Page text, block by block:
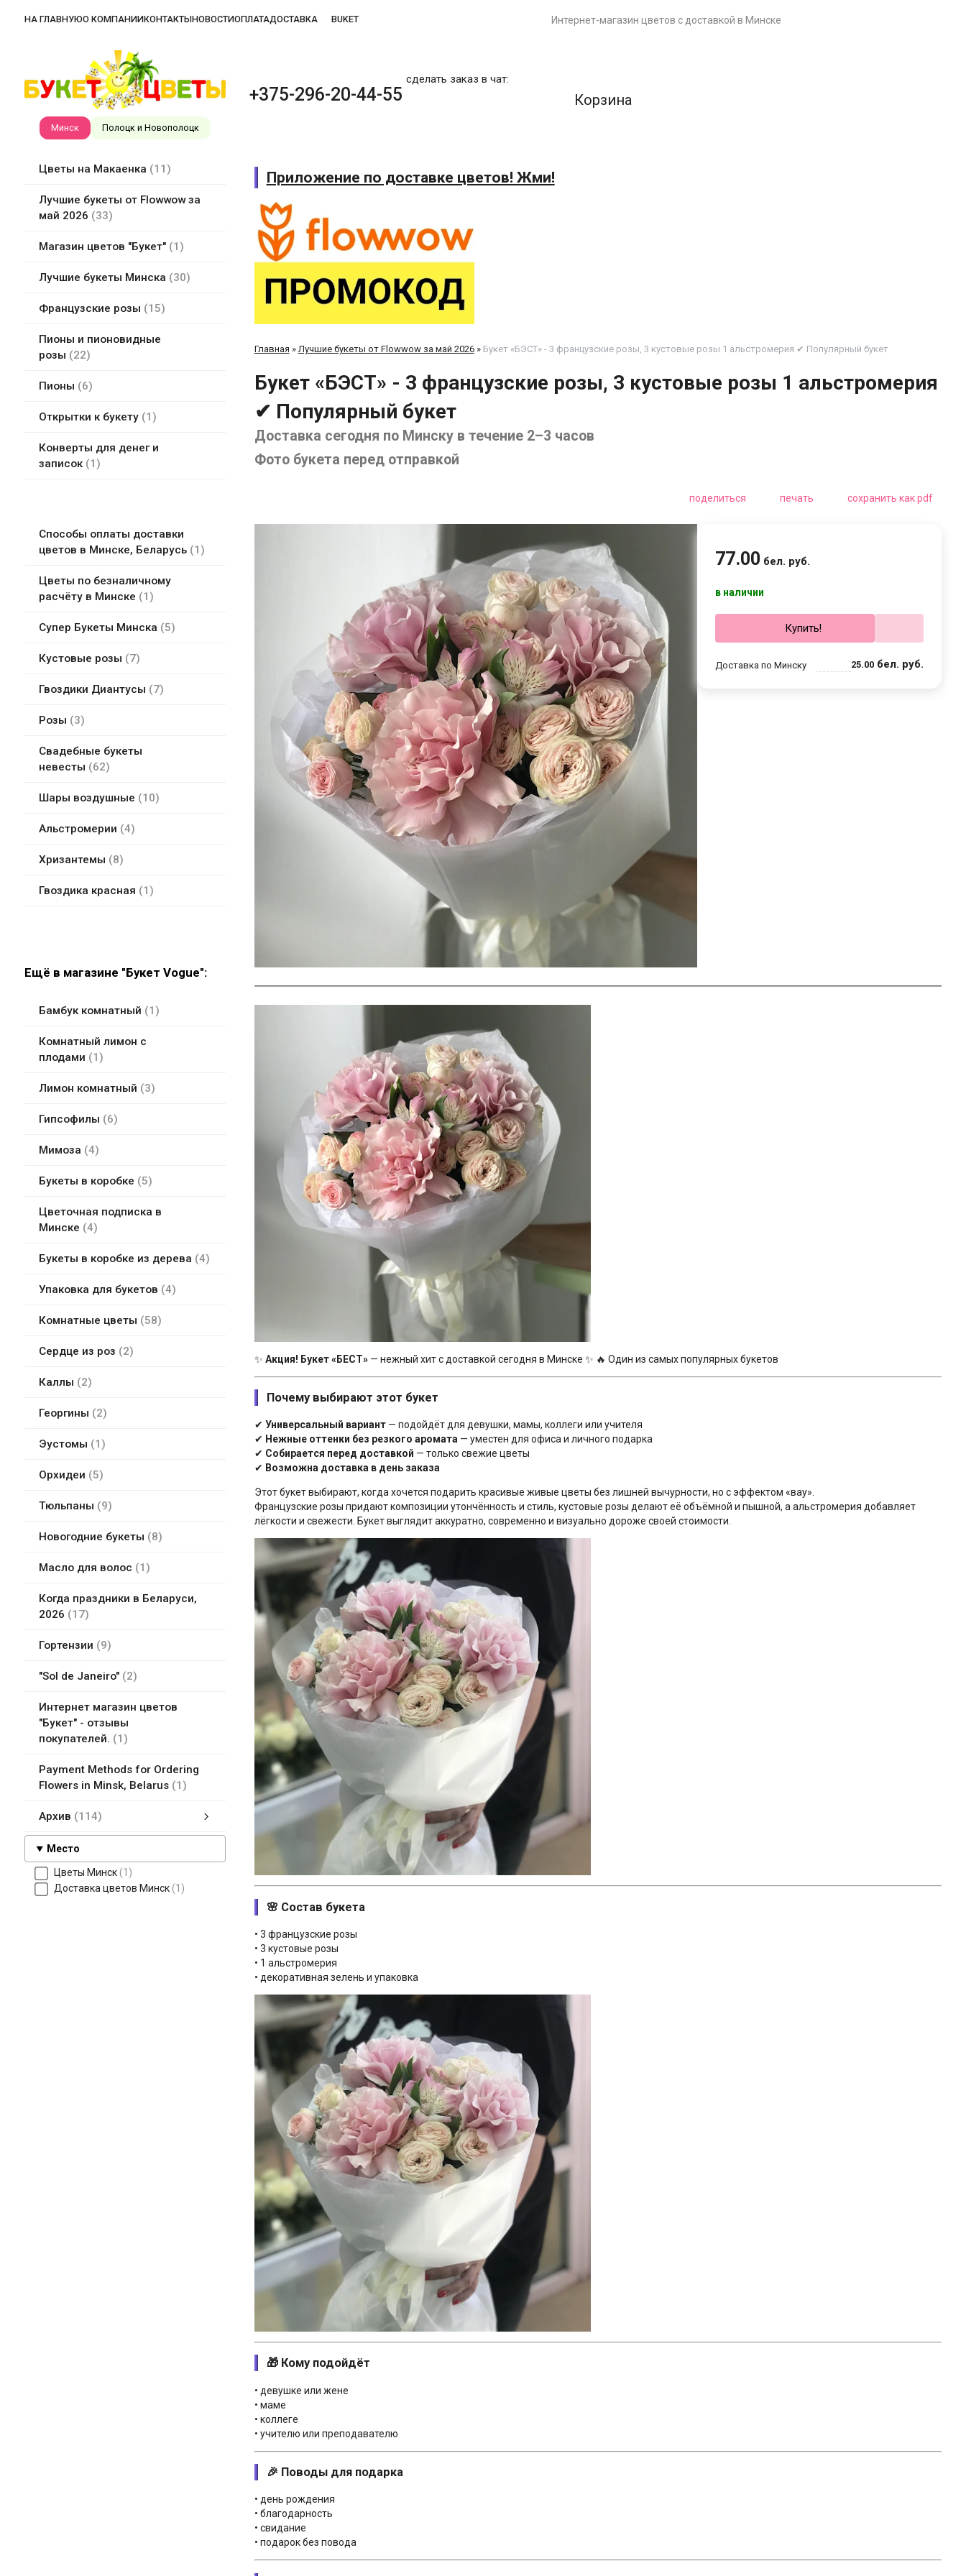
НА ГЛАВНУЮО КОМПАНИИКОНТАКТЫНОВОСТИОПЛАТАДОСТАВКА BUKET Интернет-магазин цветов c доставкой в Минске
Минск Полоцк и Новополоцк
+375-296-20-44-55
сделать заказ в чат:
Корзина
Цветы на Макаенка 11
Лучшие букеты от Flowwow за
май 2026
33
Магазин цветов "Букет" 1
Лучшие букеты Минска 30
Французские розы 15
Пионы и пионовидные
розы
22
Пионы 6
Открытки к букету 1
Конверты для денег и
записок
1
Способы оплаты доставки
цветов в Минске, Беларусь
1
Цветы по безналичному
расчёту в Минске
1
Супер Букеты Минска 5
Кустовые розы 7
Гвоздики Диантусы 7
Розы 3
Свадебные букеты
невесты
62
Шары воздушные 10
Альстромерии 4
Хризантемы 8
Гвоздика красная 1
Ещё в магазине "Букет Vogue":
Бамбук комнатный 1
Комнатный лимон с
плодами
1
Лимон комнатный 3
Гипсофилы 6
Мимоза 4
Букеты в коробке 5
Цветочная подписка в
Минске
4
Букеты в коробке из дерева 4
Упаковка для букетов 4
Комнатные цветы 58
Сердце из роз 2
Каллы 2
Георгины 2
Эустомы 1
Орхидеи 5
Тюльпаны 9
Новогодние букеты 8
Масло для волос 1
Когда праздники в Беларуси,
2026
17
Гортензии 9
"Sol de Janeiro" 2
Интернет магазин цветов
"Букет" - отзывы
покупателей.
1
Payment Methods for Ordering
Flowers in Minsk, Belarus
1
Архив 114
Место
Цветы Минск 1
Доставка цветов Минск 1
Приложение по доставке цветов! Жми!
Главная » Лучшие букеты от Flowwow за май 2026 » Букет «БЭСТ» - 3 французские розы, 3 кустовые розы 1 альстромерия ✔ Популярный букет
Букет «БЭСТ» - 3 французские розы, 3 кустовые розы 1 альстромерия
✔ Популярный букет
Доставка сегодня по Минску в течение 2–3 часов
Фото букета перед отправкой
поделиться печать сохранить как pdf
77.00 бел. руб.
в наличии
Купить!
Доставка по Минску 25.00 бел. руб.
✨ Акция! Букет «БЕСТ»— нежный хит с доставкой сегодня в Минске ✨ 🔥 Один из самых популярных букетов
Почему выбирают этот букет
✔ Универсальный вариант— подойдёт для девушки, мамы, коллеги или учителя
✔ Нежные оттенки без резкого аромата— уместен для офиса и личного подарка
✔ Собирается перед доставкой — только свежие цветы
✔ Возможна доставка в день заказа
Этот букет выбирают, когда хочется подарить красивые живые цветы без лишней вычурности, но с эффектом «вау».
Французские розы придают композиции утончённость и стиль, кустовые розы делают её объёмной и пышной, а альстромерия добавляет
лёгкости и свежести. Букет выглядит аккуратно, современно и визуально дороже своей стоимости.
🌸 Состав букета
• 3 французские розы
• 3 кустовые розы
• 1 альстромерия
• декоративная зелень и упаковка
🎁 Кому подойдёт
• девушке или жене
• маме
• коллеге
• учителю или преподавателю
🎉 Поводы для подарка
• день рождения
• благодарность
• свидание
• подарок без повода